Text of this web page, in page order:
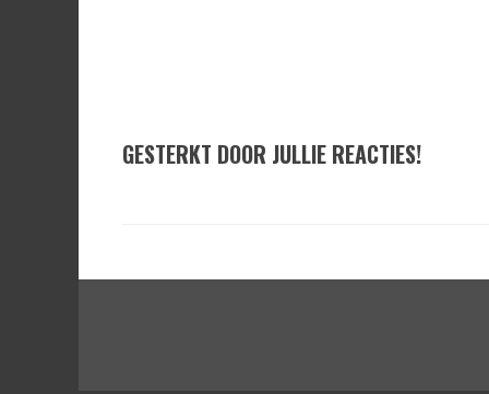
GESTERKT DOOR JULLIE REACTIES!